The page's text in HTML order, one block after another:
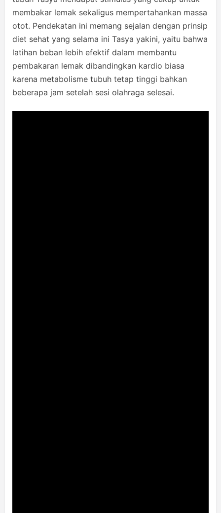
membakar lemak sekaligus mempertahankan massa
otot. Pendekatan ini memang sejalan dengan prinsip
diet sehat yang selama ini Tasya yakini, yaitu bahwa
latihan beban lebih efektif dalam membantu
pembakaran lemak dibandingkan kardio biasa
karena metabolisme tubuh tetap tinggi bahkan
beberapa jam setelah sesi olahraga selesai.